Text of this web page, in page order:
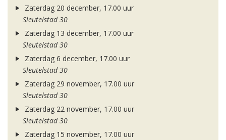
Zaterdag 20 december, 17.00 uur
Sleutelstad 30
Zaterdag 13 december, 17.00 uur
Sleutelstad 30
Zaterdag 6 december, 17.00 uur
Sleutelstad 30
Zaterdag 29 november, 17.00 uur
Sleutelstad 30
Zaterdag 22 november, 17.00 uur
Sleutelstad 30
Zaterdag 15 november, 17.00 uur